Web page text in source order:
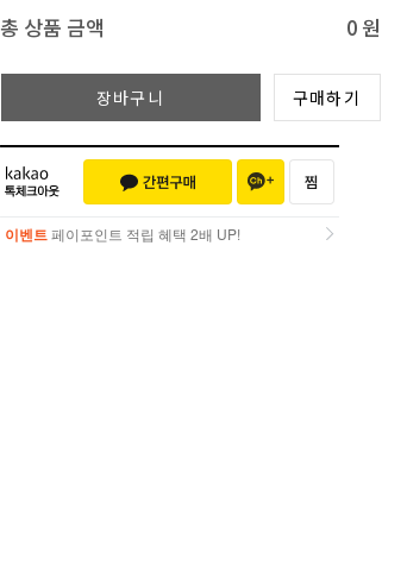
총 상품 금액 0 원
장바구니 구매하기
이벤트페이포인트 적립 혜택 2배 UP!